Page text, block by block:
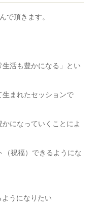
で頂きます。
生活も豊かになる」とい
まれたセッションで
になっていくことによ
祝福）できるようにな
うになりたい